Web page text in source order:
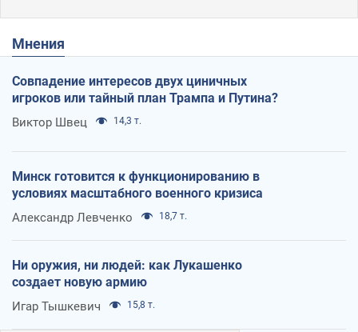
Мнения
Совпадение интересов двух циничных
игроков или тайный план Трампа и Путина?
Виктор Швец 14,3 т.
Минск готовится к функционированию в
условиях масштабного военного кризиса
Александр Левченко 18,7 т.
Ни оружия, ни людей: как Лукашенко
создает новую армию
Игар Тышкевич 15,8 т.